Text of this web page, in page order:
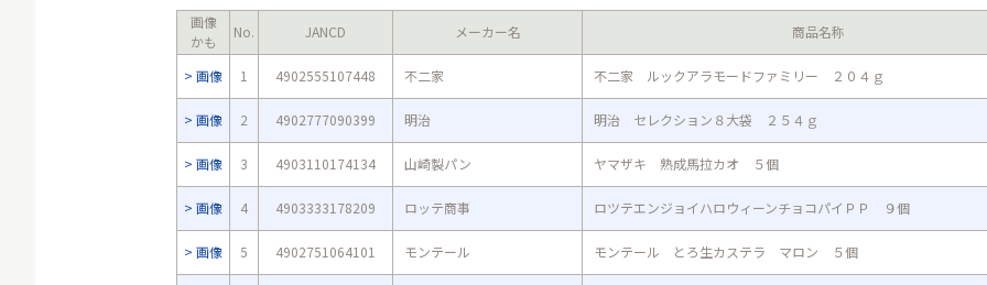
画像
かも
No. JANCD メーカー名 商品名称
画像 1 4902555107448 不二家 不二家 ルックアラモードファミリー ２０４ｇ
画像 2 4902777090399 明治 明治 セレクション８大袋 ２５４ｇ
画像 3 4903110174134 山崎製パン ヤマザキ 熟成馬拉カオ ５個
画像 4 4903333178209 ロッテ商事 ロツテエンジョイハロウィーンチョコパイＰＰ ９個
画像 5 4902751064101 モンテール モンテール とろ生カステラ マロン ５個